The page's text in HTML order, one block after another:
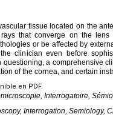
tissue located on the
that converge on the
or be affected by
clinician even before
a comprehensive
of the cornea, and certain
en PDF.
Interrogatoire,
Interrogation, Semiology,